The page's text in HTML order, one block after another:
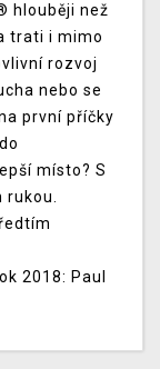
hlouběji než
trati i mimo
rozvoj
nebo se
první příčky
místo? S
rukou.
2018: Paul